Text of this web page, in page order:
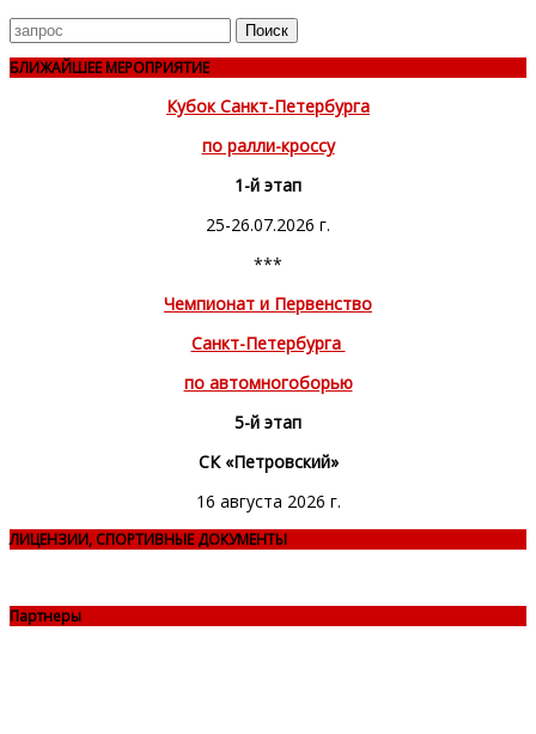
Поиск
для
БЛИЖАЙШЕЕ МЕРОПРИЯТИЕ
Кубок Санкт-Петербурга
по ралли-кроссу
1-й этап
25-26.07.2026 г.
***
Чемпионат и Первенство
Санкт-Петербурга
по автомногоборью
5-й этап
СК «Петровский»
16 августа 2026 г.
ЛИЦЕНЗИИ, СПОРТИВНЫЕ ДОКУМЕНТЫ
Партнеры